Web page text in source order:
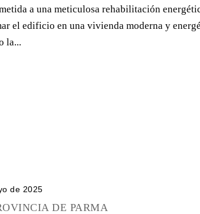
a una meticulosa rehabilitación
el edificio en una vivienda moderna y
la...
de 2025
DE PARMA